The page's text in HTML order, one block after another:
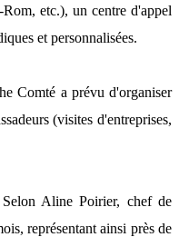
etc.), un centre d'appel
et personnalisées.
Comté a prévu d'organiser
(visites d'entreprises,
Selon Aline Poirier, chef de
représentant ainsi près de